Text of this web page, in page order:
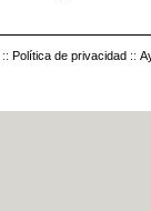
:: Política de privacidad ::